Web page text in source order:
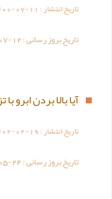
تاریخ انتشار : 07-11
تاریخ بروز رسانی :12
آیا بالا بردن ابرو
تاریخ انتشار :02-19
تاریخ بروز رسانی :24